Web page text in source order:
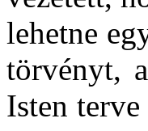
lehetne
törvényt,
Isten